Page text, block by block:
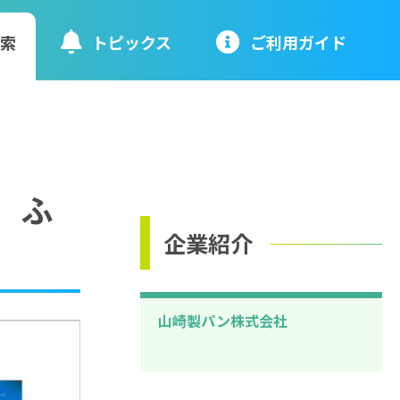
トピックス ご利⽤ガイド
企業紹介
山崎製パン株式会社